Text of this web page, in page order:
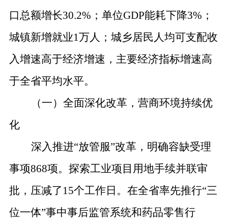
口总额增长30.2% ； 单位GDP能耗下降3% ；
城镇新增就业1万人 ； 城乡居民 人均可支配收
入增速高于经济增速，主要经济指标增速高
于全省平均水平。
（一）全面深化改革，营商环境持续优
化
深入推进“放管服”改革，明确容缺受理
事项868项。探索工业项目用地手续并联审
批，压减了 15个工作日。在全省率先推行“三
位一体”事中事后监管系统和药品零售行